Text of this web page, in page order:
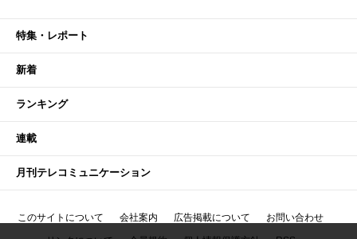
特集・レポート
新着
ランキング
連載
月刊テレコミュニケーション
このサイトについて 会社案内 広告掲載について お問い合わせ